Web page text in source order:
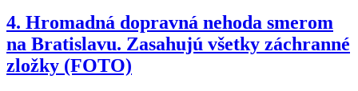
4. Hromadná dopravná nehoda smerom
na Bratislavu. Zasahujú všetky záchranné
zložky (FOTO)